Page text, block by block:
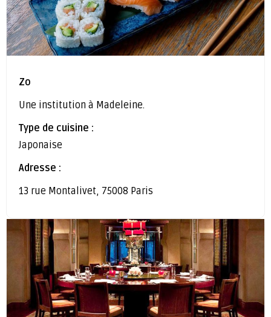
Zo
Une institution à Madeleine.
Type de cuisine :
Japonaise
Adresse :
13 rue Montalivet, 75008 Paris